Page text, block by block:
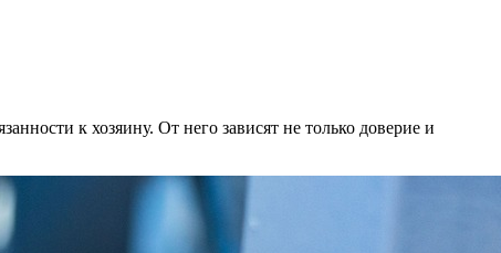
к хозяину. От него зависят не только доверие и